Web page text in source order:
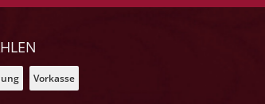
Vorkasse